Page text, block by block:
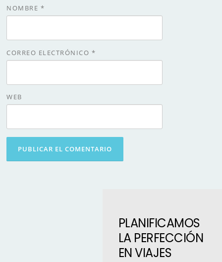
NOMBRE *
CORREO ELECTRÓNICO *
WEB
PLANIFICAMOS
LA PERFECCIÓN
EN VIAJES